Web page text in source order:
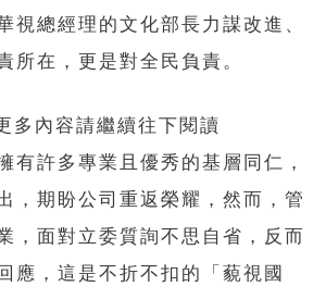
視總經理的文化部長力謀改進、
所在，更是對全民負責。
多內容請繼續往下閱讀
有許多專業且優秀的基層同仁，
，期盼公司重返榮耀，然而，管
，面對立委質詢不思自省，反而
應，這是不折不扣的「藐視國